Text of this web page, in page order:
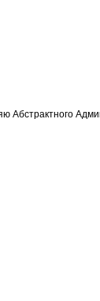
Абстрактного